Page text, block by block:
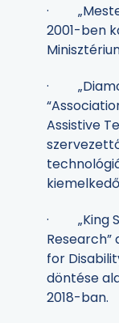
·
2001-ben
·
Assistive
· „King
Research”
for
döntése
2018-ban.